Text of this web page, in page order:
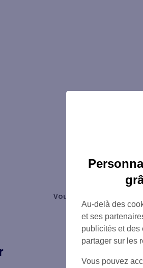
Vous avez aimé cet article
Au-delà des
et ses
publicités et des
partager sur les
Vous pouvez